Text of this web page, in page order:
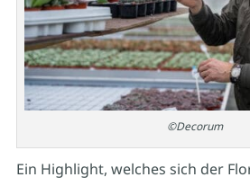
©Decorum
Ein Highlight, welches sich der